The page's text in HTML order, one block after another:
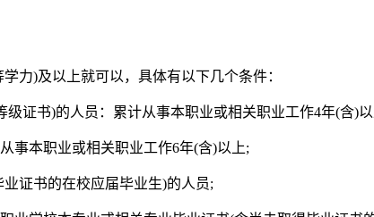
力)及以上就可以，具体有以下几个条件：
证书)的人员：累计从事本职业或相关职业工作4年(含)
事本职业或相关职业工作6年(含)以上;
证书的在校应届毕业生)的人员;